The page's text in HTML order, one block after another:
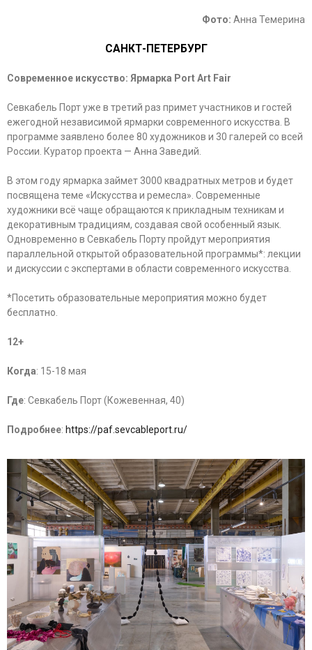
Фото: Анна Темерина
САНКТ-ПЕТЕРБУРГ
Современное искусство: Ярмарка Port Art Fair
Севкабель Порт уже в третий раз примет участников и гостей
ежегодной независимой ярмарки современного искусства. В
программе заявлено более 80 художников и 30 галерей со всей
России. Куратор проекта — Анна Заведий.
В этом году ярмарка займет 3000 квадратных метров и будет
посвящена теме «Искусства и ремесла». Современные
художники всё чаще обращаются к прикладным техникам и
декоративным традициям, создавая свой особенный язык.
Одновременно в Севкабель Порту пройдут мероприятия
параллельной открытой образовательной программы*: лекции
и дискуссии с экспертами в области современного искусства.
*Посетить образовательные мероприятия можно будет
бесплатно.
12+
Когда: 15-18 мая
Где: Севкабель Порт (Кожевенная, 40)
Подробнее: https://paf.sevcableport.ru/